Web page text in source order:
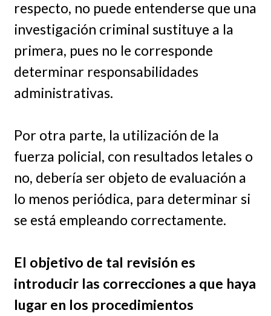
respecto, no puede entenderse que una
investigación criminal sustituye a la
primera, pues no le corresponde
determinar responsabilidades
administrativas.
Por otra parte, la utilización de la
fuerza policial, con resultados letales o
no, debería ser objeto de evaluación a
lo menos periódica, para determinar si
se está empleando correctamente.
El objetivo de tal revisión es
introducir las correcciones a que haya
lugar en los procedimientos